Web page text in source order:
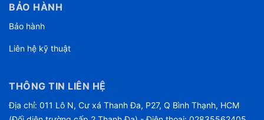
BẢO HÀNH
Bảo hành
Liên hệ kỹ thuật
THÔNG TIN LIÊN HỆ
Địa chỉ: 011 Lô N, Cư xá Thanh Đa, P27, Q Bình Thạnh, HCM